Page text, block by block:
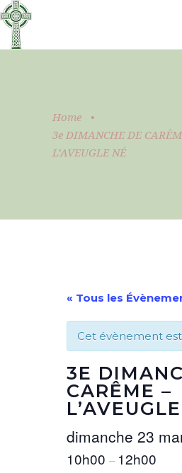
Home
•
3e DIMANCHE DE
L’AVEUGLE NÉ
« Tous les
Cet évènement est
3E
CARÊME –
dimanche 23
10h00 – 12h00